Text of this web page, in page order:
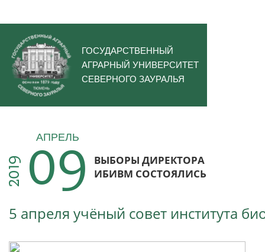
ГОСУДАРСТВЕННЫЙ
АГРАРНЫЙ УНИВЕРСИТЕТ
СЕВЕРНОГО ЗАУРАЛЬЯ
2019
АПРЕЛЬ
09
ВЫБОРЫ ДИРЕКТОРА
ИБИВМ СОСТОЯЛИСЬ
5 апреля учёный совет института